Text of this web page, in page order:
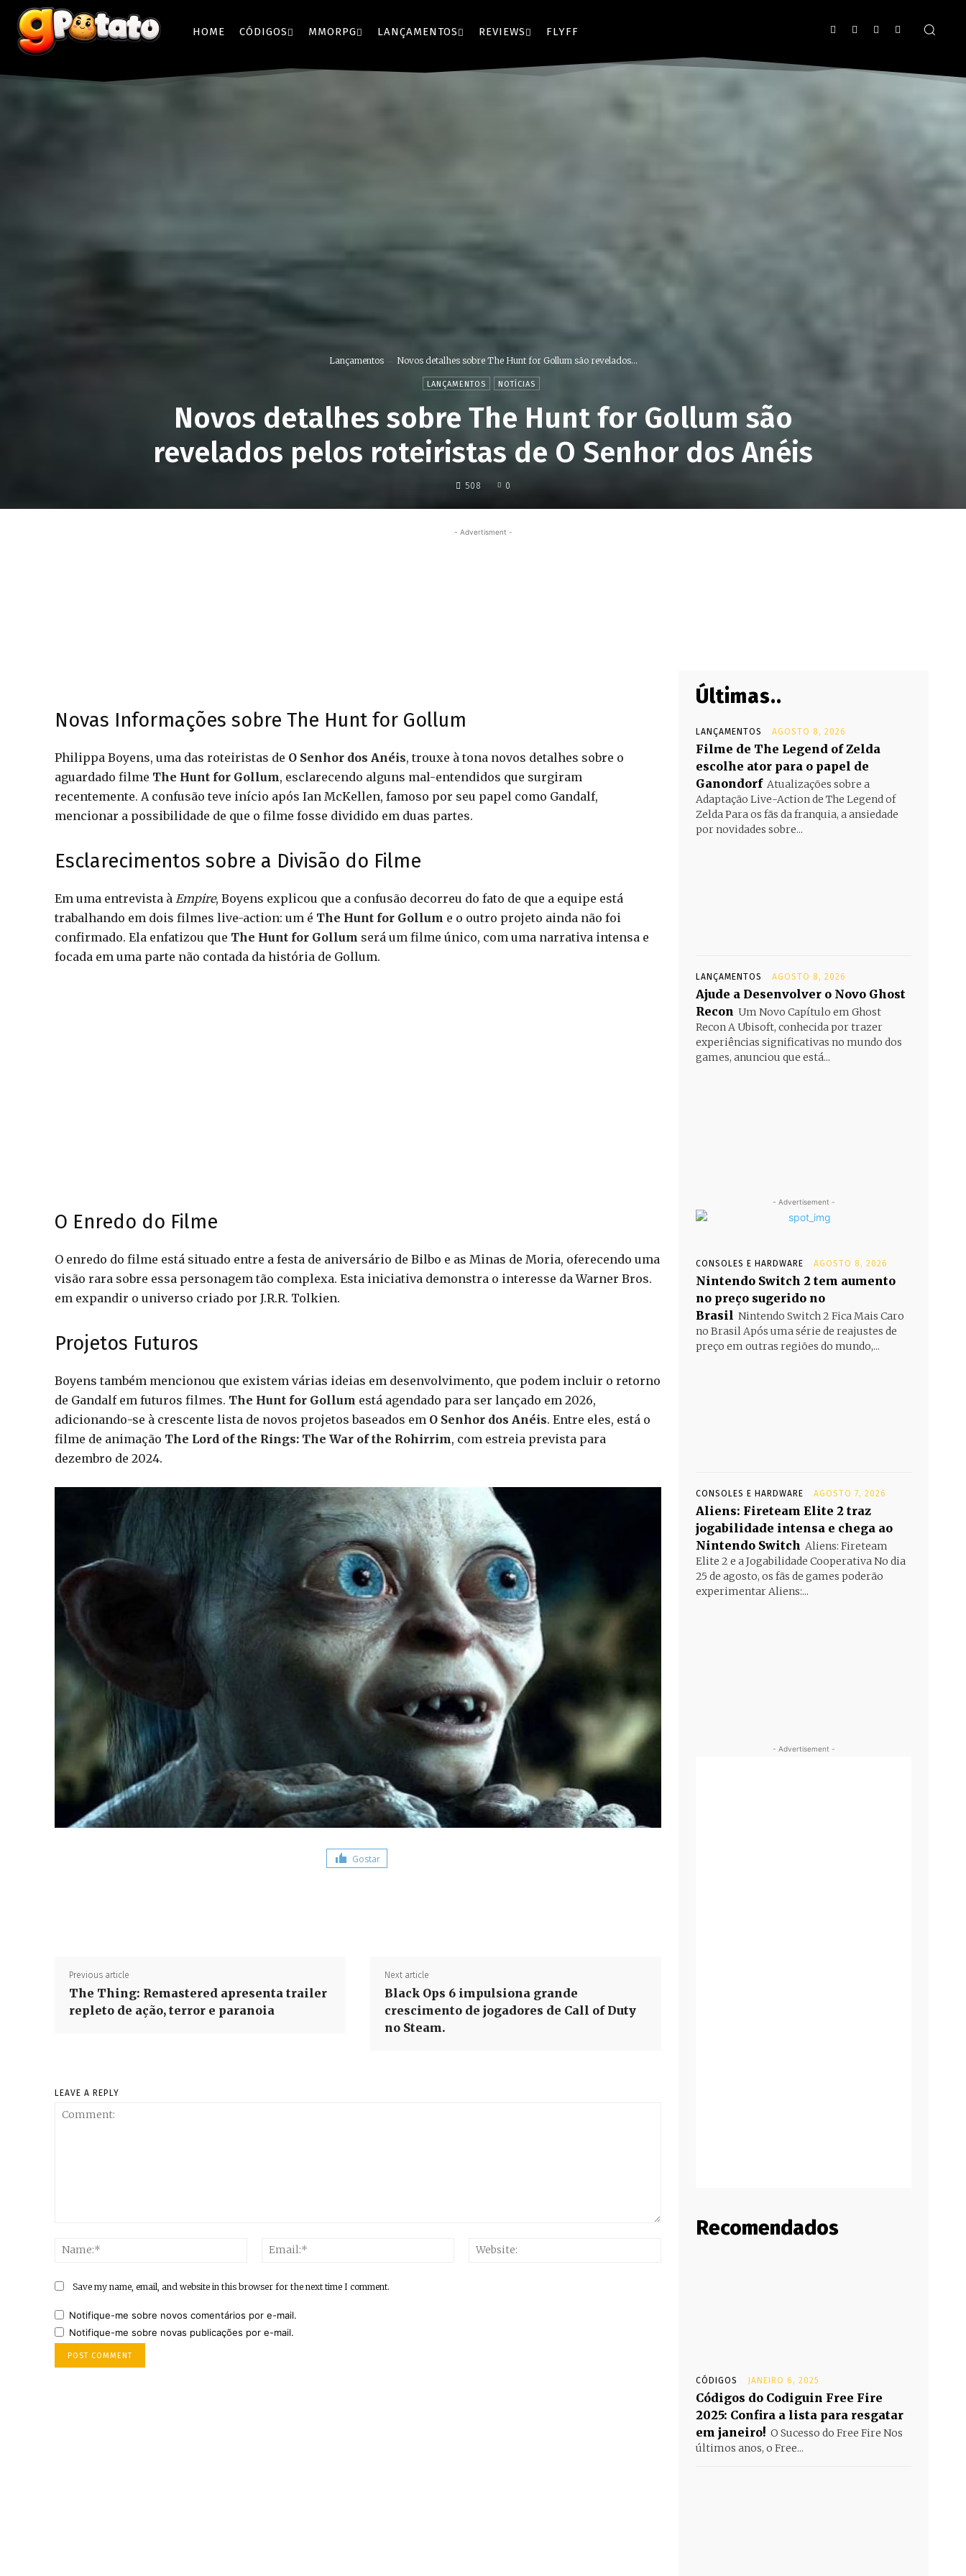
HOME CÓDIGOS MMORPG LANÇAMENTOS REVIEWS FLYFF
Lançamentos Novos detalhes sobre The Hunt for Gollum são revelados...
LANÇAMENTOS NOTÍCIAS
Novos detalhes sobre The Hunt for Gollum são
revelados pelos roteiristas de O Senhor dos Anéis
508 0
- Advertisment -
Novas Informações sobre The Hunt for Gollum
Philippa Boyens, uma das roteiristas de O Senhor dos Anéis, trouxe à tona novos detalhes sobre o
aguardado filme The Hunt for Gollum, esclarecendo alguns mal-entendidos que surgiram
recentemente. A confusão teve início após Ian McKellen, famoso por seu papel como Gandalf,
mencionar a possibilidade de que o filme fosse dividido em duas partes.
Esclarecimentos sobre a Divisão do Filme
Em uma entrevista à Empire, Boyens explicou que a confusão decorreu do fato de que a equipe está
trabalhando em dois filmes live-action: um é The Hunt for Gollum e o outro projeto ainda não foi
confirmado. Ela enfatizou que The Hunt for Gollum será um filme único, com uma narrativa intensa e
focada em uma parte não contada da história de Gollum.
O Enredo do Filme
O enredo do filme está situado entre a festa de aniversário de Bilbo e as Minas de Moria, oferecendo uma
visão rara sobre essa personagem tão complexa. Esta iniciativa demonstra o interesse da Warner Bros.
em expandir o universo criado por J.R.R. Tolkien.
Projetos Futuros
Boyens também mencionou que existem várias ideias em desenvolvimento, que podem incluir o retorno
de Gandalf em futuros filmes. The Hunt for Gollum está agendado para ser lançado em 2026,
adicionando-se à crescente lista de novos projetos baseados em O Senhor dos Anéis. Entre eles, está o
filme de animação The Lord of the Rings: The War of the Rohirrim, com estreia prevista para
dezembro de 2024.
Gostar
Previous article
The Thing: Remastered apresenta trailer
repleto de ação, terror e paranoia
Next article
Black Ops 6 impulsiona grande
crescimento de jogadores de Call of Duty
no Steam.
LEAVE A REPLY
Name:*
Email:*
Save my name, email, and website in this browser for the next time I comment.
Notifique-me sobre novos comentários por e-mail.
Notifique-me sobre novas publicações por e-mail.
Últimas..
LANÇAMENTOS AGOSTO 8, 2026
Filme de The Legend of Zelda
escolhe ator para o papel de
Ganondorf Atualizações sobre a
Adaptação Live-Action de The Legend of
Zelda Para os fãs da franquia, a ansiedade
por novidades sobre...
LANÇAMENTOS AGOSTO 8, 2026
Ajude a Desenvolver o Novo Ghost
Recon Um Novo Capítulo em Ghost
Recon A Ubisoft, conhecida por trazer
experiências significativas no mundo dos
games, anunciou que está...
- Advertisement -
CONSOLES E HARDWARE AGOSTO 8, 2026
Nintendo Switch 2 tem aumento
no preço sugerido no
Brasil Nintendo Switch 2 Fica Mais Caro
no Brasil Após uma série de reajustes de
preço em outras regiões do mundo,...
CONSOLES E HARDWARE AGOSTO 7, 2026
Aliens: Fireteam Elite 2 traz
jogabilidade intensa e chega ao
Nintendo Switch Aliens: Fireteam
Elite 2 e a Jogabilidade Cooperativa No dia
25 de agosto, os fãs de games poderão
experimentar Aliens:...
- Advertisement -
Recomendados
CÓDIGOS JANEIRO 6, 2025
Códigos do Codiguin Free Fire
2025: Confira a lista para resgatar
em janeiro! O Sucesso do Free Fire Nos
últimos anos, o Free...